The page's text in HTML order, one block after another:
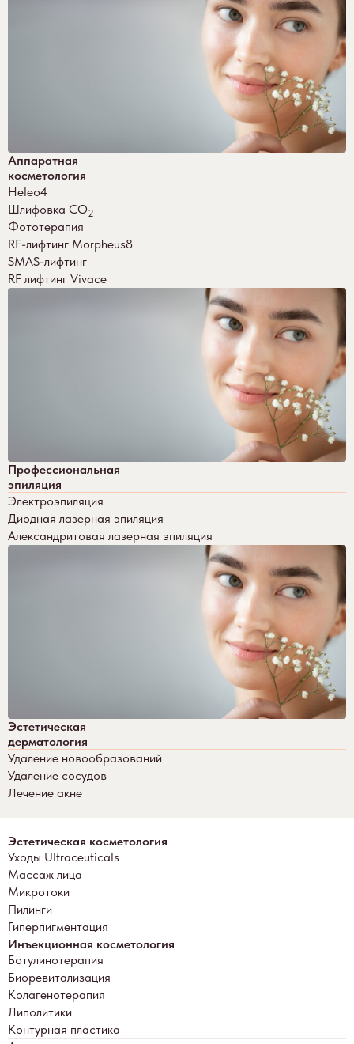
Аппаратная
косметология
Heleo4
Шлифовка СО2
Фототерапия
RF-лифтинг Morpheus8
SMAS-лифтинг
RF лифтинг Vivace
Профессиональная
эпиляция
Электроэпиляция
Диодная лазерная эпиляция
Александритовая лазерная эпиляция
Эстетическая
дерматология
Удаление новообразований
Удаление сосудов
Лечение акне
Эстетическая косметология
Уходы Ultraceuticals
Массаж лица
Микротоки
Пилинги
Гиперпигментация
Инъекционная косметология
Ботулинотерапия
Биоревитализация
Колагенотерапия
Липолитики
Контурная пластика